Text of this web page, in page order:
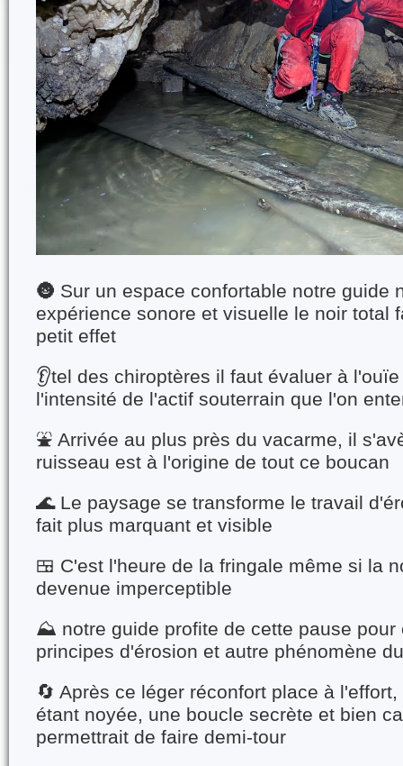
🌚 Sur un espace confortable notre guide
expérience sonore et visuelle le noir total
petit effet
👂tel des chiroptères il faut évaluer à
l'intensité de l'actif souterrain que l'on
⛲ Arrivée au plus près du vacarme, il
ruisseau est à l'origine de tout ce boucan
🌊 Le paysage se transforme le travail
fait plus marquant et visible
🍱 C'est l'heure de la fringale même si la
devenue imperceptible
⛰️ notre guide profite de cette pause pour
principes d'érosion et autre phénomène
🔄 Après ce léger réconfort place à
étant noyée, une boucle secrète et bien
permettrait de faire demi-tour